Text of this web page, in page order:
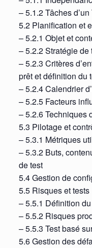
– 5.1.2 Tâches
5.2 Planification et
– 5.2.1 Objet et
– 5.2.2 Stratégie
– 5.2.3 Critères
prêt et définition du
– 5.2.4 Calendrier
– 5.2.5 Facteurs
– 5.2.6 Techniques
5.3 Pilotage et
– 5.3.1 Métriques
– 5.3.2 Buts,
de test
5.4 Gestion de
5.5 Risques et tests
– 5.5.1 Définition
– 5.5.2 Risques
– 5.5.3 Test basé
5.6 Gestion des